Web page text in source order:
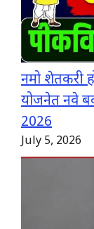
नमो शेतकरी
योजनेत नवे
2026
July 5, 2026